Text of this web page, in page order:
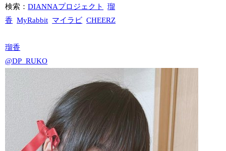
検索：DIANNAプロジェクト
瑠
香 MyRabbit マイラビ CHEERZ
瑠香
@DP_RUKO